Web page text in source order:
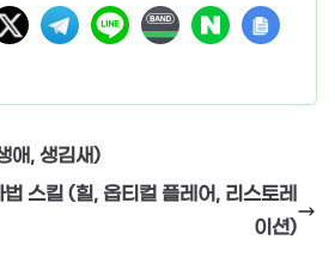
애, 생김새)
스킬 (힐, 옵티컬 플레어, 리스토레
이션)